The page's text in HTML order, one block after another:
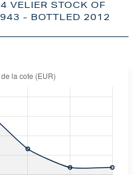
VELIER STOCK OF
- BOTTLED 2012